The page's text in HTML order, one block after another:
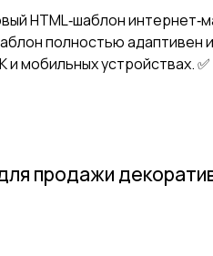
HTML‑шаблон
полностью адаптивен
мобильных устройствах. ✅
продажи